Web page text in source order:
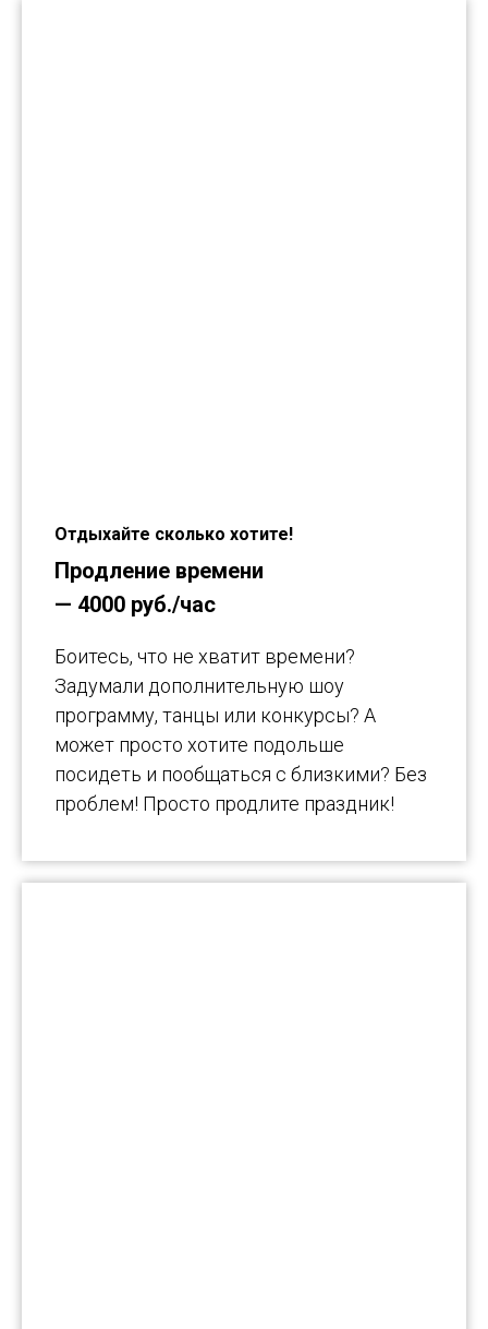
Отдыхайте сколько хотите!
Продление времени
— 4000 руб./час
Боитесь, что не хватит времени?
Задумали дополнительную шоу
программу, танцы или конкурсы? А
может просто хотите подольше
посидеть и пообщаться с близкими? Без
проблем! Просто продлите праздник!